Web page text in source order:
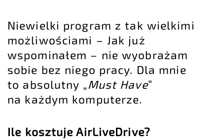
Niewielki program z tak wielkimi
możliwościami – Jak już
wspominałem – nie wyobrażam
sobie bez niego pracy. Dla mnie
to absolutny „Must Have”
na każdym komputerze.
Ile kosztuje AirLiveDrive?